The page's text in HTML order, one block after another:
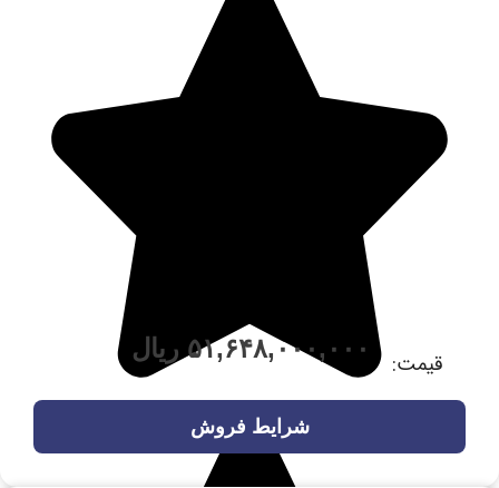
قیمت:
۵۱,۶۴۸,۰۰۰,۰۰۰ ریال
شرایط فروش